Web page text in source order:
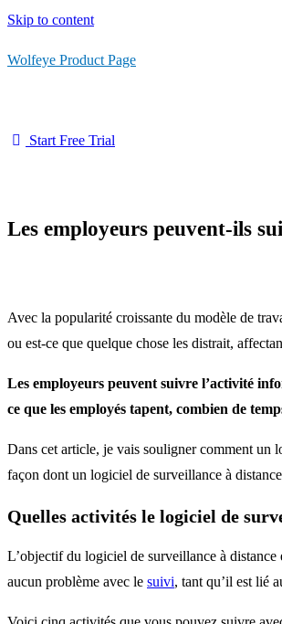
Skip to content
Wolfeye Product Page
Start Free Trial
Les employeurs peuvent-ils
Avec la popularité croissante du modèle de
ou est-ce que quelque chose les distrait,
Les employeurs peuvent suivre l’activité
ce que les employés tapent, combien de
Dans cet article, je vais souligner comment un
façon dont un logiciel de surveillance à
Quelles activités le logiciel de
L’objectif du logiciel de surveillance à distance
aucun problème avec le suivi, tant qu’il est lié